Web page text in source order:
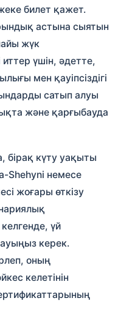
билет қажет.
астына сыятын
жүк
үшін, әдетте,
мен қауіпсіздігі
сатып алуы
және қарғыбауда
бірақ күту уақыты
Shehyni немесе
жоғары өткізу
үй
керек.
оның
келетінін